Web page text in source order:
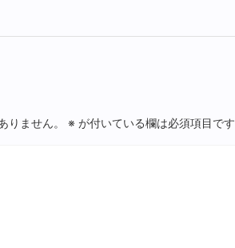
りません。 ※ が付いている欄は必須項目です